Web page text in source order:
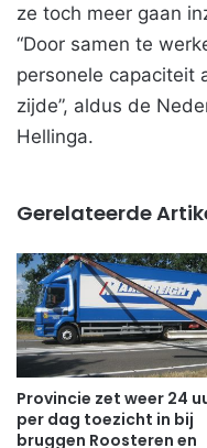
ze toch meer gaan
“Door samen te
personele capaciteit
zijde”, aldus de
Hellinga.
Gerelateerde
Provincie zet weer 24
per dag toezicht in bij
bruggen Roosteren en